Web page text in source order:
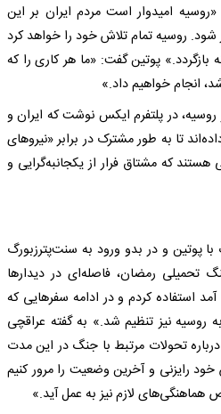
امیدوار است مردم ایران بر این
شود. روسیه تمام تلاش خود را خواهد کرد
بازگردد.» پوتین گفت: «ما هر کاری را که
انجام خواهیم داد.»
در پلتفرم ایکس نوشت که ایران و
تا به طور مشترک در برابر «نیرو‌های
که مشتاق فرار از یکجانبه‌گرایی و
پوتین و در بدو ورود به سنت‌پترزبورگ
تحمیلی رمضان، فاصله‌ای در دیدار‌ها
استفاده کردم و در ادامه سفر‌هایی که
روسیه نیز تنظیم شد.» به گفته عراقچی
تحولات مرتبط با جنگ در این مدت
رایزنی و آخرین وضعیت را مرور کنیم
لازم نیز به عمل آید.»